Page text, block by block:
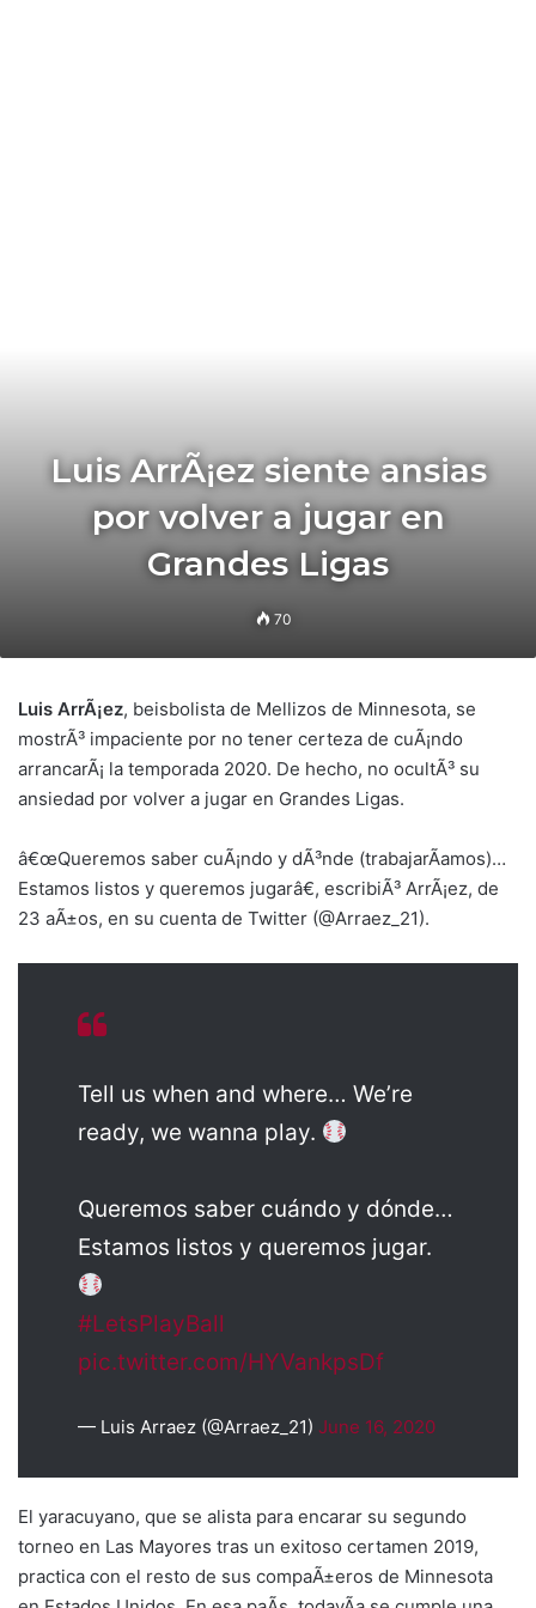
Luis ArrÃ¡ez siente ansias
por volver a jugar en
Grandes Ligas
70
Luis ArrÃ¡ez, beisbolista de Mellizos de Minnesota, se
mostrÃ³ impaciente por no tener certeza de cuÃ¡ndo
arrancarÃ¡ la temporada 2020. De hecho, no ocultÃ³ su
ansiedad por volver a jugar en Grandes Ligas.
â€œQueremos saber cuÃ¡ndo y dÃ³nde (trabajarÃ­amos)…
Estamos listos y queremos jugarâ€, escribiÃ³ ArrÃ¡ez, de
23 aÃ±os, en su cuenta de Twitter (@Arraez_21).
Tell us when and where… We’re
ready, we wanna play.
Queremos saber cuándo y dónde…
Estamos listos y queremos jugar.
#LetsPlayBall
pic.twitter.com/HYVankpsDf
— Luis Arraez (@Arraez_21) June 16, 2020
El yaracuyano, que se alista para encarar su segundo
torneo en Las Mayores tras un exitoso certamen 2019,
practica con el resto de sus compaÃ±eros de Minnesota